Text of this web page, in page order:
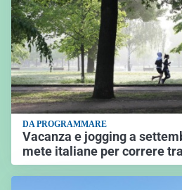
DA PROGRAMMARE
Vacanza e jogging a
mete italiane per correre